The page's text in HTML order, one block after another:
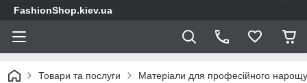
FashionShop.kiev.ua
Товари та послуги Матеріали для професійного